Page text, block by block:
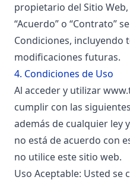
propietario del Sitio
“Acuerdo” o “Contrato”
Condiciones, incluyendo
modificaciones futuras.
4. Condiciones de Uso
Al acceder y utilizar
cumplir con las
además de cualquier ley
no está de acuerdo con
no utilice este sitio web.
Uso Aceptable: Usted se